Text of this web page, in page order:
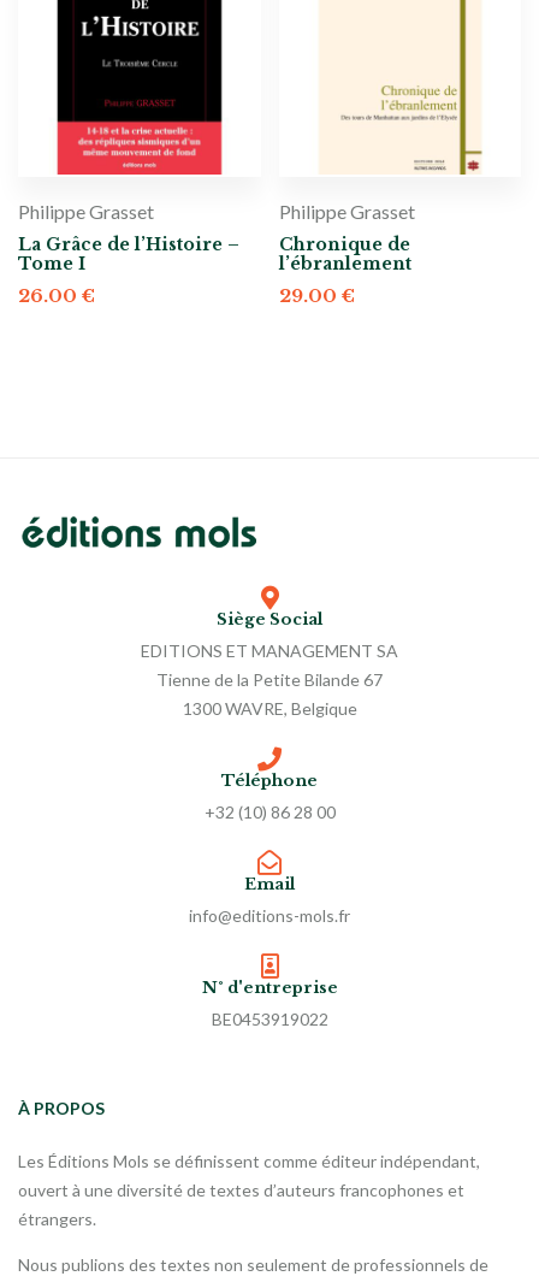
Philippe Grasset
La Grâce de l’Histoire –
Tome I
26.00 €
Philippe Grasset
Chronique de
l’ébranlement
29.00 €
Siège Social
EDITIONS ET MANAGEMENT SA
Tienne de la Petite Bilande 67
1300 WAVRE, Belgique
Téléphone
+32 (10) 86 28 00
Email
info@editions-mols.fr
N° d'entreprise
BE0453919022
À PROPOS
Les Éditions Mols se définissent comme éditeur indépendant,
ouvert à une diversité de textes d’auteurs francophones et
étrangers.
Nous publions des textes non seulement de professionnels de